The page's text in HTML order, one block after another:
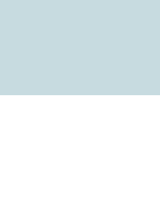
content